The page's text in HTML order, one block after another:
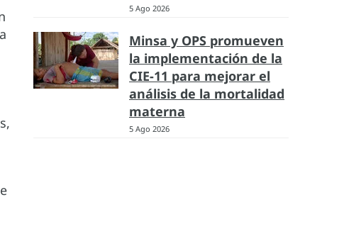
5 Ago 2026
Minsa y OPS promueven
la implementación de la
CIE-11 para mejorar el
análisis de la mortalidad
materna
5 Ago 2026